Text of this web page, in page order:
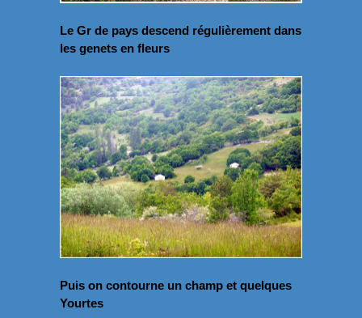
Le Gr de pays descend régulièrement dans
les genets en fleurs
Puis on contourne un champ et quelques
Yourtes